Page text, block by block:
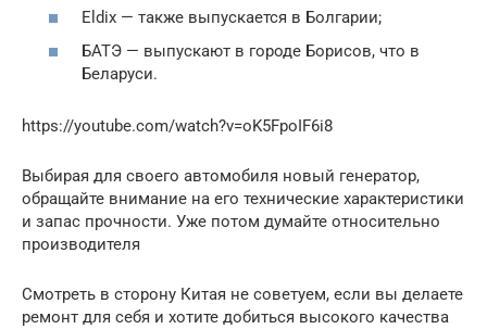
Eldix — также выпускается в Болгарии;
БАТЭ — выпускают в городе Борисов, что в
Беларуси.
https://youtube.com/watch?v=oK5FpoIF6i8
Выбирая для своего автомобиля новый генератор,
обращайте внимание на его технические характеристики
и запас прочности. Уже потом думайте относительно
производителя
Смотреть в сторону Китая не советуем, если вы делаете
ремонт для себя и хотите добиться высокого качества